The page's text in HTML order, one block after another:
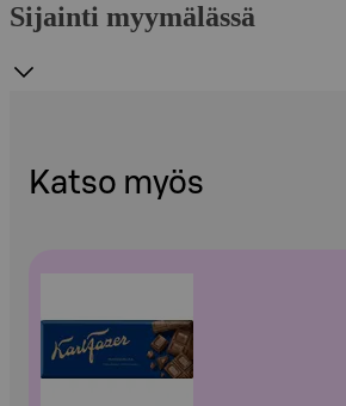
Sijainti myymälässä
Katso myös